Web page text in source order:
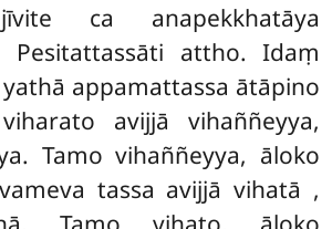
ca anapekkhatāya
Pesitattassāti attho. Idaṃ
appamattassa ātāpino
avijjā vihaññeyya,
Tamo vihaññeyya, āloko
tassa avijjā vihatā ,